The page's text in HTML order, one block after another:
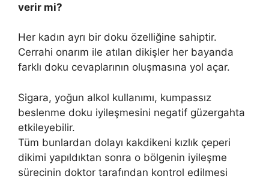
verir mi?
Her kadın ayrı bir doku özelliğine sahiptir.
Cerrahi onarım ile atılan dikişler her bayanda
farklı doku cevaplarının oluşmasına yol açar.
Sigara, yoğun alkol kullanımı, kumpassız
beslenme doku iyileşmesini negatif güzergahta
etkileyebilir.
Tüm bunlardan dolayı kakdikeni kızlık çeperi
dikimi yapıldıktan sonra o bölgenin iyileşme
sürecinin doktor tarafından kontrol edilmesi